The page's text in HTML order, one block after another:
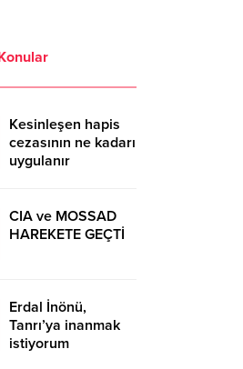
Kesinleşen hapis
cezasının ne kadarı
uygulanır
CIA ve MOSSAD
HAREKETE GEÇTİ
Erdal İnönü,
Tanrı’ya inanmak
istiyorum